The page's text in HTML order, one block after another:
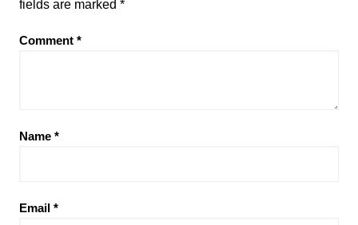
fields are marked *
Comment *
Name *
Email *